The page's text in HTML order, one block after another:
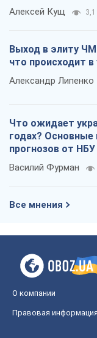
Алексей Кущ 3,1
Выход в элиту
что происходит
Александр Липенко
Что ожидает
годах?
прогнозов от НБУ
Василий Фурман
Все мнения
О компании
Правовая информация